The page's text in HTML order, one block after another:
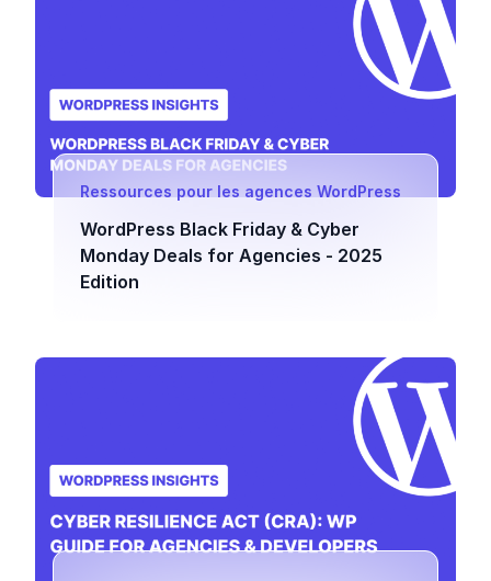
Ressources pour les agences WordPress
WordPress Black Friday & Cyber
Monday Deals for Agencies - 2025
Edition